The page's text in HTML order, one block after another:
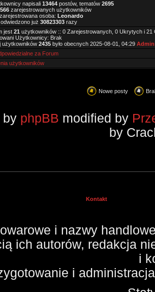
napisali 13464 postów, tematów 2695
zarejestrowanych użytkowników
osoba: Leonardo
już 30823303 razy
jest 21 użytkowników :: 0 Zarejestrowanych, 0 Ukrytych i 21
Użytkownicy: Brak
użytkowników 2435 było obecnych 2025-08-01, 04:29
za Forum
użytkowników
Nowe posty
by phpBB modified by
by
Kontakt
i nazwy
ich autorów, redakcja
i
i